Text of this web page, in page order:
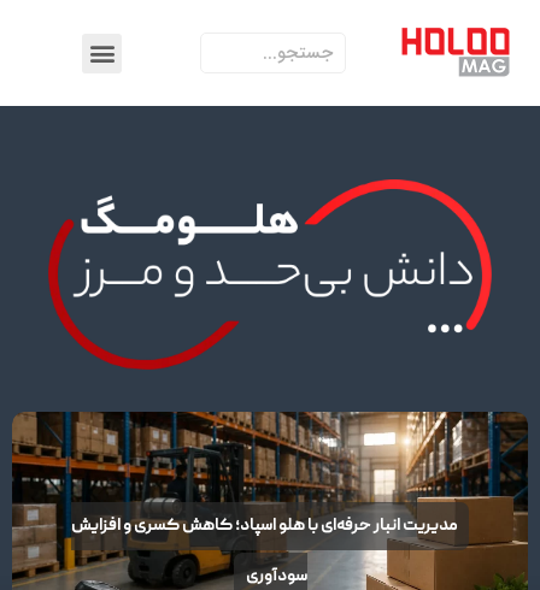
مدیریت انبار حرفه‌ای با هلو اسپاد؛ کاهش کسری و افزایش
سودآوری